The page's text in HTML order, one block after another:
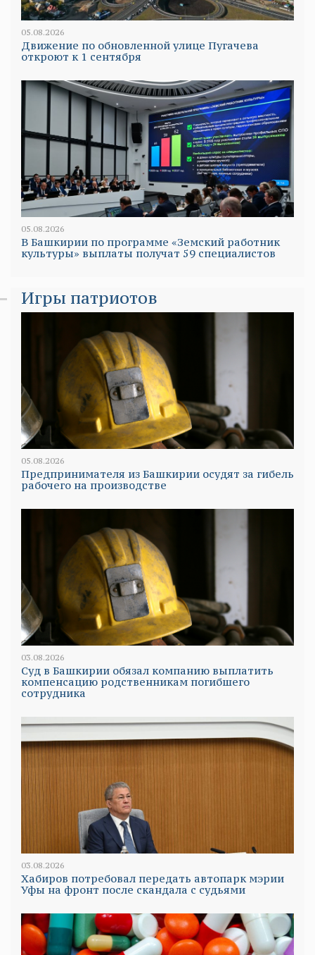
05.08.2026
Движение по обновленной улице Пугачева
откроют к 1 сентября
05.08.2026
В Башкирии по программе «Земский работник
культуры» выплаты получат 59 специалистов
Игры патриотов
05.08.2026
Предпринимателя из Башкирии осудят за гибель
рабочего на производстве
03.08.2026
Суд в Башкирии обязал компанию выплатить
компенсацию родственникам погибшего
сотрудника
03.08.2026
Хабиров потребовал передать автопарк мэрии
Уфы на фронт после скандала с судьями